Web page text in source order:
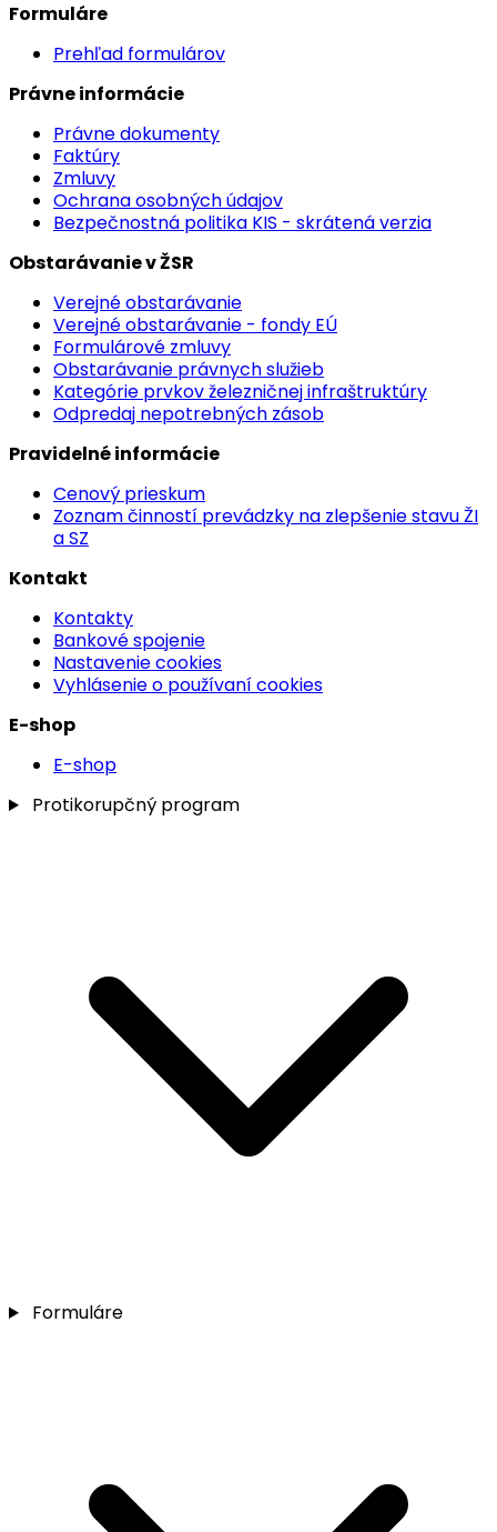
Formuláre
Prehľad formulárov
Právne informácie
Právne dokumenty
Faktúry
Zmluvy
Ochrana osobných údajov
Bezpečnostná politika KIS - skrátená verzia
Obstarávanie v ŽSR
Verejné obstarávanie
Verejné obstarávanie - fondy EÚ
Formulárové zmluvy
Obstarávanie právnych služieb
Kategórie prvkov železničnej infraštruktúry
Odpredaj nepotrebných zásob
Pravidelné informácie
Cenový prieskum
Zoznam činností prevádzky na zlepšenie stavu ŽI
a SZ
Kontakt
Kontakty
Bankové spojenie
Nastavenie cookies
Vyhlásenie o používaní cookies
E-shop
E-shop
Protikorupčný program
Formuláre